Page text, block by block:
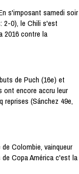
s'imposant samedi soir
2-0), le Chili s'est
2016 contre la
de Puch (16e) et
ont encore accru leur
reprises (Sánchez 49e,
Colombie, vainqueur
de Copa América c'est la